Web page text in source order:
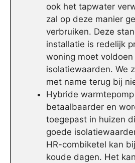
ook het tapwater
zal op deze manier
verbruiken. Deze
installatie is redelijk
woning moet
isolatiewaarden. We
met name terug bij
Hybride
betaalbaarder en
toegepast in huizen
goede
HR-combiketel kan
koude dagen. Het